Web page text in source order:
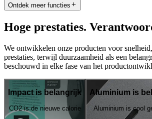
Ontdek meer functies
Hoge prestaties.
We ontwikkelen onze producten voor
prestaties, terwijl duurzaamheid als een
beschouwd in elke fase van het
Impact is belangrijk
CO2 is de nieuwe calorie
Aluminium is
Aluminium is cool